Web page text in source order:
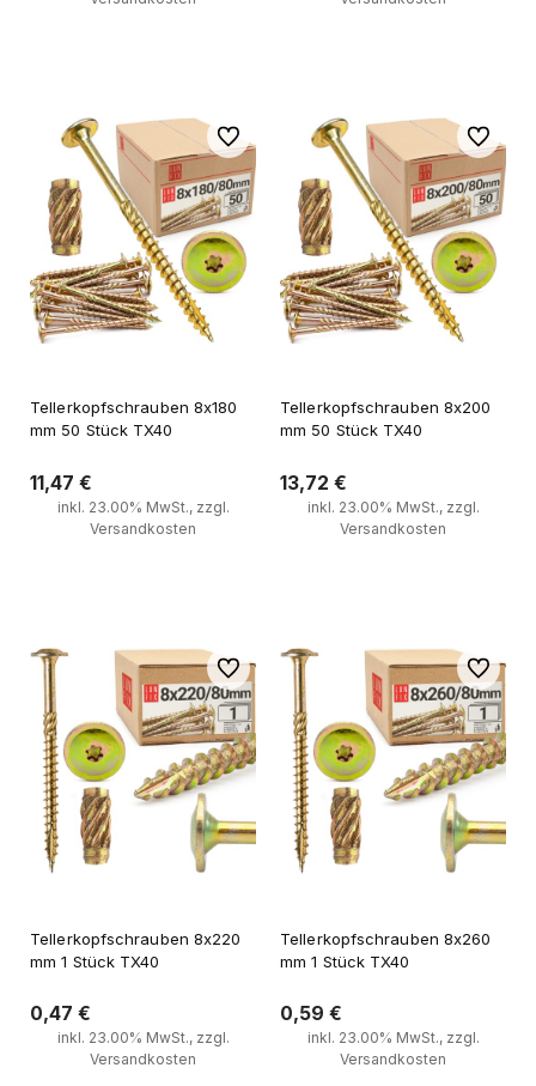
Tellerkopfschrauben 8x180
mm 50 Stück TX40
11,47 €
inkl. 23.00% MwSt., zzgl.
Versandkosten
Zu Favoriten
Tellerkopfschrauben 8x200
mm 50 Stück TX40
13,72 €
inkl. 23.00% MwSt., zzgl.
Versandkosten
Zu
Tellerkopfschrauben 8x220
mm 1 Stück TX40
0,47 €
inkl. 23.00% MwSt., zzgl.
Versandkosten
Zu Favoriten
Tellerkopfschrauben 8x260
mm 1 Stück TX40
0,59 €
inkl. 23.00% MwSt., zzgl.
Versandkosten
Zu